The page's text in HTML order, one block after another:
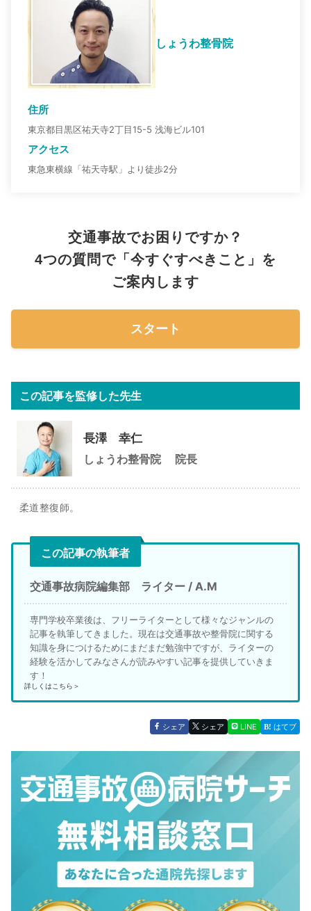
しょうわ整骨院
住所
東京都目黒区祐天寺2丁目15-5 浅海ビル101
アクセス
東急東横線「祐天寺駅」より徒歩2分
交通事故でお困りですか？
4つの質問で「今すぐすべきこと」を
ご案内します
スタート
この記事を監修した先生
長澤 幸仁
しょうわ整骨院
院長
柔道整復師。
この記事の執筆者
交通事故病院編集部 ライター / A.M
専門学校卒業後は、フリーライターとして様々なジャンルの
記事を執筆してきました。現在は交通事故や整骨院に関する
知識を身につけるためにまだまだ勉強中ですが、ライターの
経験を活かしてみなさんが読みやすい記事を提供していきま
す！
詳しくはこちら＞
シェア シェア LINE はてブ